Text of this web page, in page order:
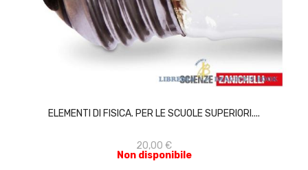
ELEMENTI DI FISICA. PER LE SCUOLE SUPERIORI....
20,00 €
Non disponibile
ACQUISTA